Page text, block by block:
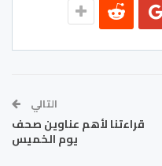
التالي
قراءتنا لأهم عناوين صحف
يوم الخميس